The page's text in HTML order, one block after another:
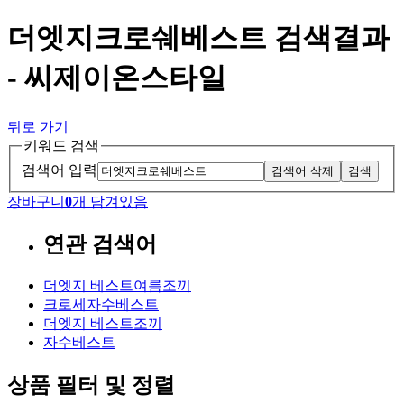
더엣지크로쉐베스트 검색결과
- 씨제이온스타일
뒤로 가기
키워드 검색
검색어 입력
검색어 삭제 검색
장바구니 0개 담겨있음
연관 검색어
더엣지 베스트여름조끼
크로세자수베스트
더엣지 베스트조끼
자수베스트
상품 필터 및 정렬